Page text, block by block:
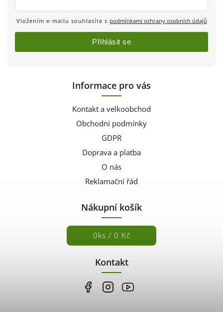
Informace pro vás
Kontakt a velkoobchod
Obchodní podmínky
GDPR
Doprava a platba
O nás
Reklamační řád
Nákupní košík
0ks / 0 Kč
Kontakt
Vložením e-mailu souhlasíte s podmínkami ochrany osobních údajů
Přihlásit se